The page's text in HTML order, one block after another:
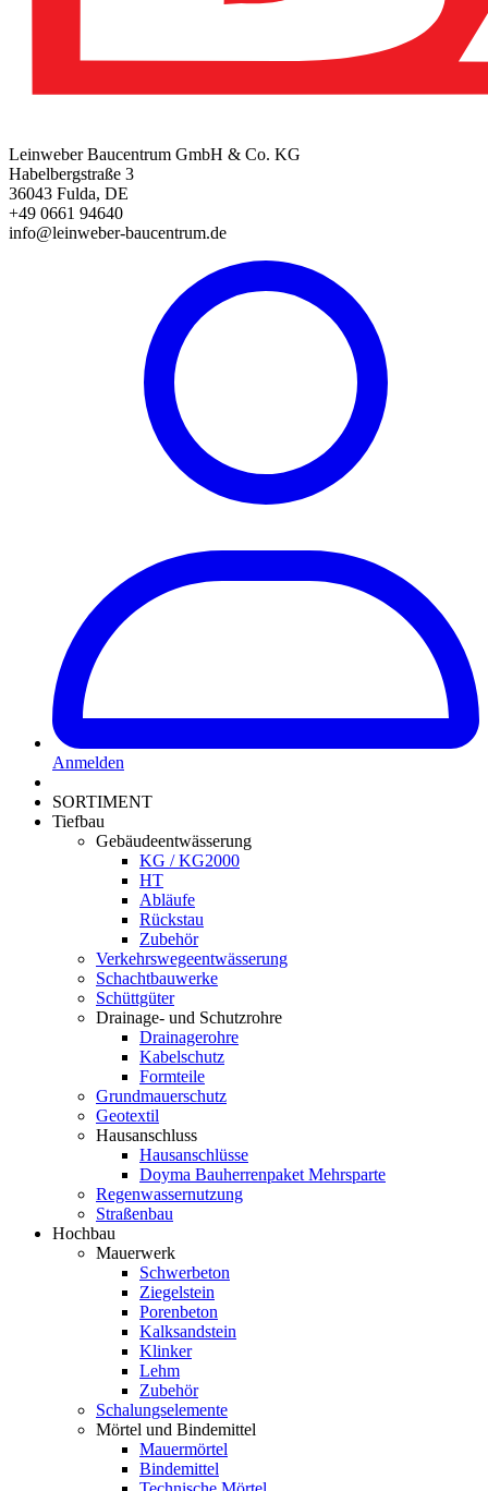
Leinweber Baucentrum GmbH & Co. KG
Habelbergstraße 3
36043 Fulda, DE
+49 0661 94640
info@leinweber-baucentrum.de
Anmelden
SORTIMENT
Tiefbau
Gebäudeentwässerung
KG / KG2000
HT
Abläufe
Rückstau
Zubehör
Verkehrswegeentwässerung
Schachtbauwerke
Schüttgüter
Drainage- und Schutzrohre
Drainagerohre
Kabelschutz
Formteile
Grundmauerschutz
Geotextil
Hausanschluss
Hausanschlüsse
Doyma Bauherrenpaket Mehrsparte
Regenwassernutzung
Straßenbau
Hochbau
Mauerwerk
Schwerbeton
Ziegelstein
Porenbeton
Kalksandstein
Klinker
Lehm
Zubehör
Schalungselemente
Mörtel und Bindemittel
Mauermörtel
Bindemittel